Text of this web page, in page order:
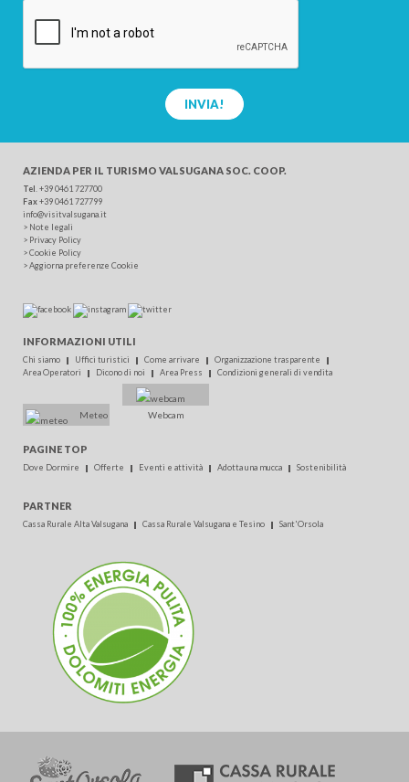
INVIA!
AZIENDA PER IL TURISMO VALSUGANA SOC. COOP.
Tel +39 0461 727700
Fax+39 0461 727799
info@visitvalsugana.it
> Note legali
> Privacy Policy
>Cookie Policy
>Aggiorna preferenze Cookie
INFORMAZIONI UTILI
Chi siamo Uffici turistici Come arrivare
Organizzazione trasparente
Area Operatori
Dicono di noi Area Press Condizioni generali di vendita
Meteo Webcam
PAGINE TOP
Dove Dormire Offerte Eventi e attività Adotta una mucca Sostenibilità
PARTNER
Cassa Rurale Alta Valsugana Cassa Rurale Valsugana e Tesino Sant'Orsola